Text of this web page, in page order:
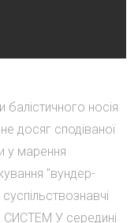
носія
досяг сподіваної
у марення
"вундер-
СИСТЕМ У середині